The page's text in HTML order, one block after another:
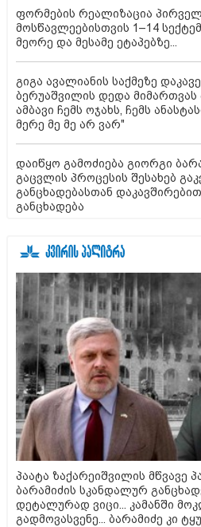
ფორმების რეალიზაცია
მოსწავლეებისთვის 1–14
მეორე და მესამე ეტაპებზე...
გიგა ავალიანის საქმეზე
ბერუაშვილის დედა მიმართვას
ამბავი ჩემს ოჯახს, ჩემს
მერე მე მე არ ვარ"
დაიწყო გამოძიება გიორგი
გაცვლის პროცესის შესახებ
განცხადებასთან
განცხადება
პაატა ზაქარეიშვილის მწვავე
ბარამიძის სკანდალურ
დეტალურად ვიცი... კამანში
გადმოვასვენე... ბარამიძე კი